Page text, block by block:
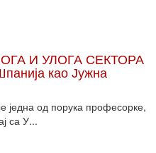
И УЛОГА СЕКТОРА
као Јужна
једна од порука професорке,
са У...